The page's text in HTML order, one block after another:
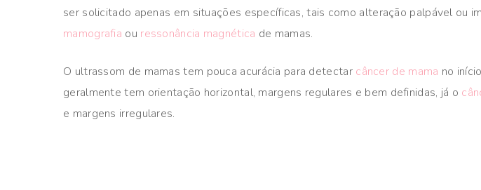
ser solicitado apenas em situações específicas, tais como alteração palpável ou
mamografia ou ressonância magnética de mamas.
O ultrassom de mamas tem pouca acurácia para detectar câncer de mama no
geralmente tem orientação horizontal, margens regulares e bem definidas, já o
e margens irregulares.